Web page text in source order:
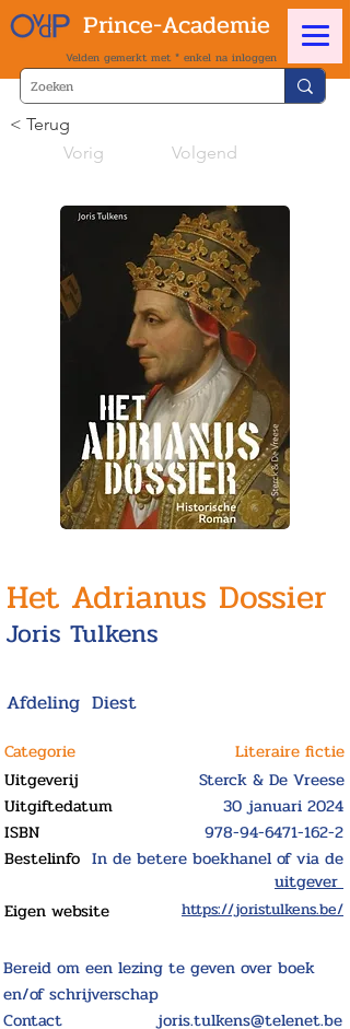
Prince-Academie
Velden gemerkt met * enkel na inloggen
< Terug
Vorig
Volgend
Het Adrianus Dossier
Joris Tulkens
Afdeling Diest
Categorie
Literaire fictie
Uitgeverij
Sterck & De Vreese
Uitgiftedatum
30 januari 2024
ISBN
978-94-6471-162-2
Bestelinfo In de betere boekhanel of via de
uitgever
Eigen website
https://joristulkens.be/
Bereid om een lezing te geven over boek
en/of schrijverschap
Contact
joris.tulkens@telenet.be